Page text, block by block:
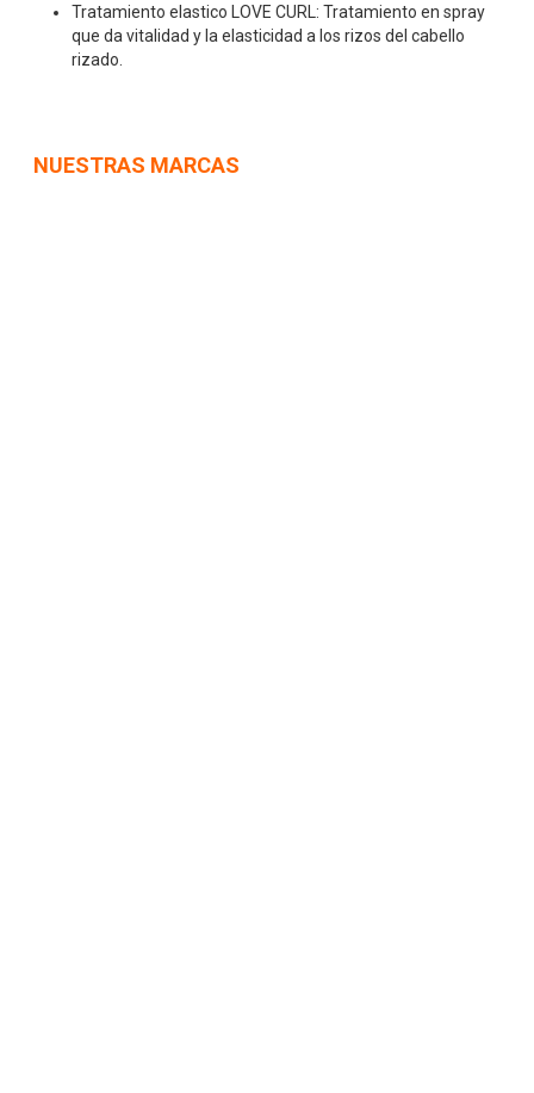
Tratamiento elastico LOVE CURL: Tratamiento en spray
que da vitalidad y la elasticidad a los rizos del cabello
rizado.
NUESTRAS MARCAS